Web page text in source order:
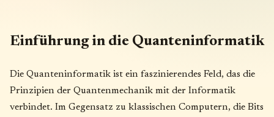
Einführung in die Quanteninformatik
Die Quanteninformatik ist ein faszinierendes Feld, das die
Prinzipien der Quantenmechanik mit der Informatik
verbindet. Im Gegensatz zu klassischen Computern, die Bits